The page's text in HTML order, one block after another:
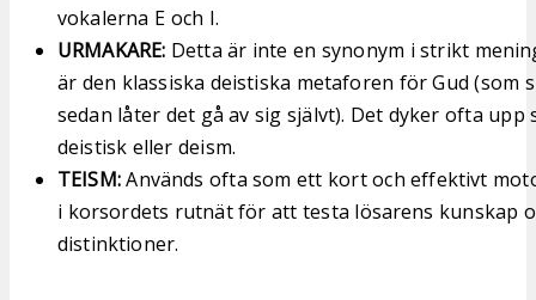
vokalerna E och I.
URMAKARE: Detta är inte en synonym i strikt
är den klassiska deistiska metaforen för Gud (som
sedan låter det gå av sig självt). Det dyker ofta
deistisk eller deism.
TEISM:Används ofta som ett kort och effektivt
i korsordets rutnät för att testa lösarens kunskap
distinktioner.